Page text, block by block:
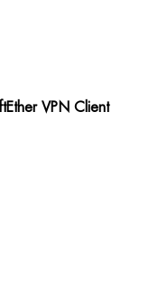
VPN Client